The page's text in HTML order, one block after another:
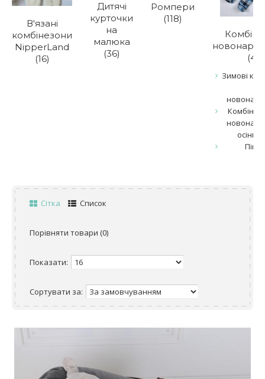
В'язані
комбінезони
NipperLand
(16)
Дитячі
курточки
на
малюка
(36)
Ромпери
(118)
(42)
Зимові
осінь,
Сітка Список
Порівняти товари (0)
Показати:
Сортувати за: